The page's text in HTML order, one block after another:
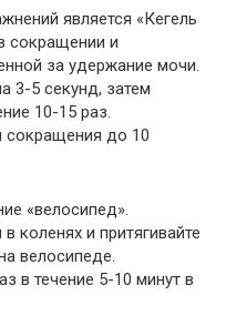
является «Кегель
сокращении и
за удержание мочи.
3-5 секунд, затем
10-15 раз.
сокращения до 10
«велосипед».
коленях и притягивайте
велосипеде.
в течение 5-10 минут в